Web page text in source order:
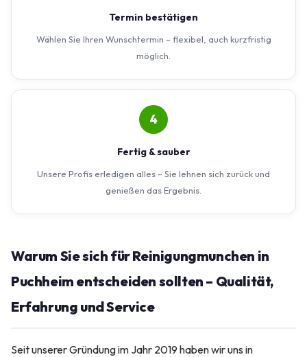
Termin bestätigen
Wählen Sie Ihren Wunschtermin – flexibel, auch kurzfristig
möglich.
4
Fertig & sauber
Unsere Profis erledigen alles – Sie lehnen sich zurück und
genießen das Ergebnis.
Warum Sie sich für Reinigungmunchen in
Puchheim entscheiden sollten – Qualität,
Erfahrung und Service
Seit unserer Gründung im Jahr 2019 haben wir uns in